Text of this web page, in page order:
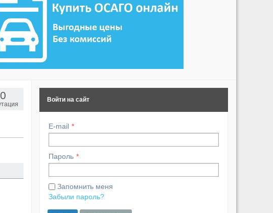
0 Войти на сайт
E-mail
Пароль
Запомнить меня
Забыли пароль?